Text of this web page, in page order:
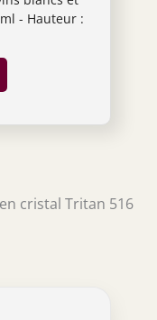
- Hauteur :
plomb,
résistant
Collection
bol tout en
cristal Tritan 516